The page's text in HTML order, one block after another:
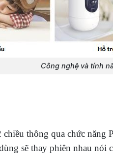
Công nghệ và tính
thông qua chức năng
sẽ thay phiên nhau nói